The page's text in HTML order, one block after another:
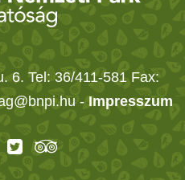
6. Tel: 36/411-581 Fax:
- Impresszum